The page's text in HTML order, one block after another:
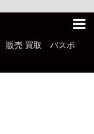
販売 買取 バスボ